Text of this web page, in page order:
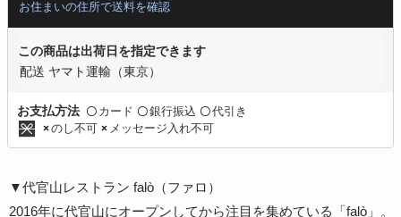
お住まいの住所で送料を確認
この商品は出荷日を指定できます
配送 ヤマト運輸（東京）
お支払方法 〇 カード 〇銀行振込 〇代引き
×のし不可 × メッセージ入れ不可
▼代官山レストラン falò（ファロ）
2016年に代官山にオープンしてから注目を集めている「falò」。